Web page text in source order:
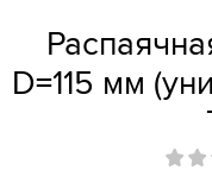
D=115 мм